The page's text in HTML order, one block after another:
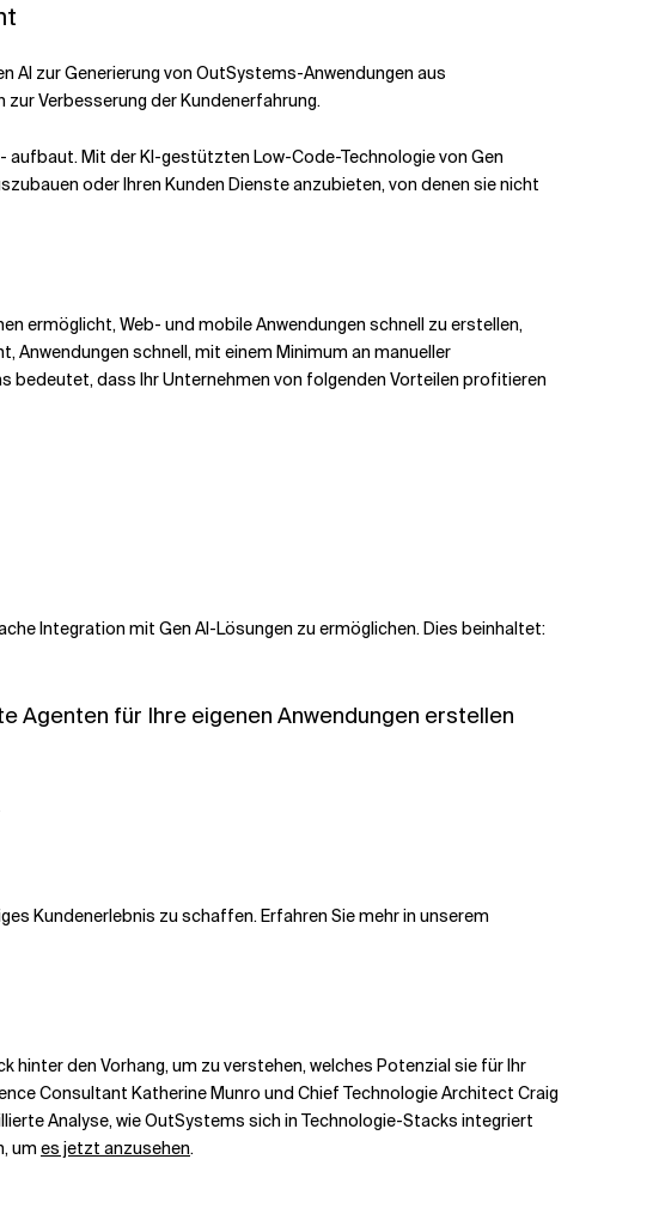
AI zur Generierung von OutSystems-Anwendungen aus
Verbesserung der Kundenerfahrung.
Mit der KI-gestützten Low-Code-Technologie von Gen
oder Ihren Kunden Dienste anzubieten, von denen sie nicht
ermöglicht, Web- und mobile Anwendungen schnell zu erstellen,
schnell, mit einem Minimum an manueller
bedeutet, dass Ihr Unternehmen von folgenden Vorteilen profitieren
Integration mit Gen AI-Lösungen zu ermöglichen. Dies beinhaltet:
Agenten für Ihre eigenen Anwendungen erstellen
Kundenerlebnis zu schaffen. Erfahren Sie mehr in unserem
hinter den Vorhang, um zu verstehen, welches Potenzial sie für Ihr
Consultant KatherineMunro und Chief TechnologieArchitect Craig
Analyse, wieOutSystems sich in Technologie-Stacks integriert
um es jetzt anzusehen.